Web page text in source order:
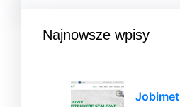
Najnowsze wpisy
Jobimet